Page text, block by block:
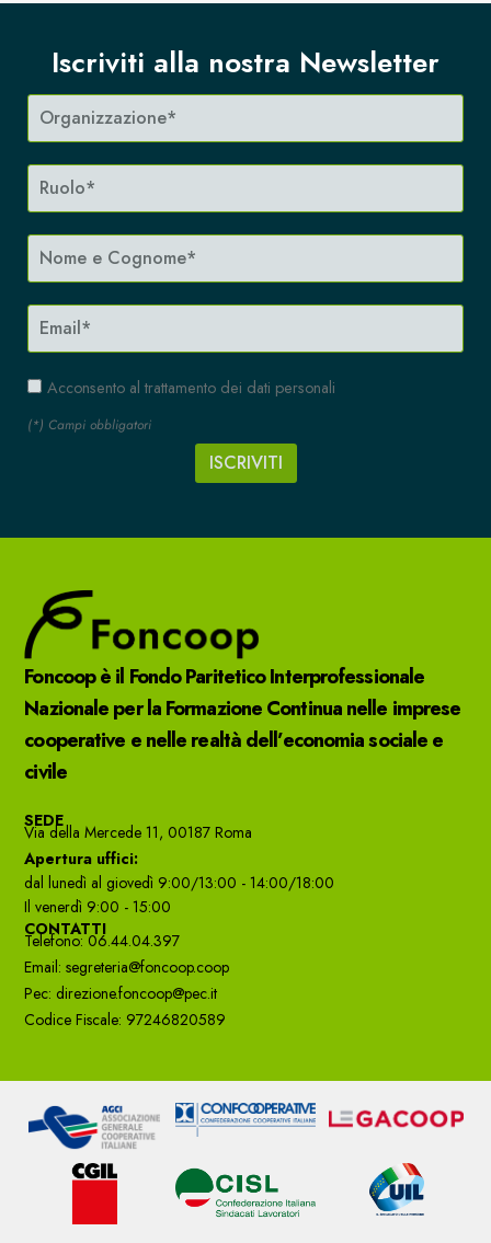
Iscriviti alla nostra Newsletter
Acconsento al trattamento dei dati personali
(*) Campi obbligatori
Foncoop è il Fondo Paritetico Interprofessionale
Nazionale per la Formazione Continua nelle imprese
cooperative e nelle realtà dell’economia sociale e
civile
SEDE
Via della Mercede 11, 00187 Roma
Apertura uffici:
dal lunedì al giovedì 9:00/13:00 - 14:00/18:00
Il venerdì 9:00 - 15:00
CONTATTI
Telefono: 06.44.04.397
Email: segreteria@foncoop.coop
Pec: direzione.foncoop@pec.it
Codice Fiscale: 97246820589